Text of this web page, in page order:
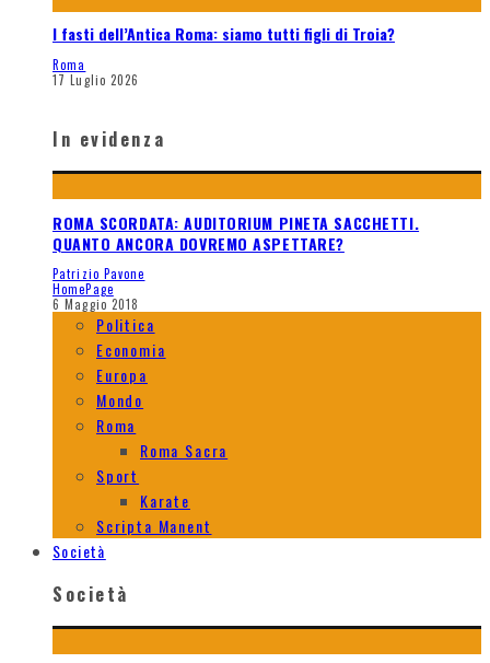
I fasti dell’Antica Roma: siamo tutti figli di Troia?
Roma
17 Luglio 2026
In evidenza
ROMA SCORDATA: AUDITORIUM PINETA SACCHETTI.
QUANTO ANCORA DOVREMO ASPETTARE?
Patrizio Pavone
HomePage
6 Maggio 2018
Politica
Economia
Europa
Mondo
Roma
Roma Sacra
Sport
Karate
Scripta Manent
Società
Società